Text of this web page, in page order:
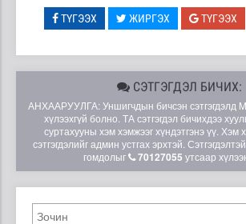
ТҮГЭЭХ ЖИРГЭХ ТҮГЭЭХ
СЭТГЭГДЭЛ БИЧИХ:
АНХААРУУЛГА: Уншигчдын бичсэн сэтгэгдэлд
хүлээхгүй болно. ТА сэтгэгдэл бичихдээ
суртахууны хэм хэмжээг хүндэтгэнэ үү. Хэм
сэтгэгдэлийг админ устгах эрхтэй.
гомдолыг
70127055 утсаар